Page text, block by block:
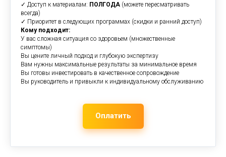
✓ Доступ к материалам: ПОЛГОДА (можете пересматривать
всегда)
✓ Приоритет в следующих программах (скидки и ранний доступ)
Кому подходит:
У вас сложная ситуация со здоровьем (множественные
симптомы)
Вы цените личный подход и глубокую экспертизу
Вам нужны максимальные результаты за минимальное время
Вы готовы инвестировать в качественное сопровождение
Вы руководитель и привыкли к индивидуальному обслуживанию
Оплатить